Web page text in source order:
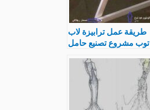
طريقة عمل ترابيزة لاب
توب مشروع تصنيع حامل